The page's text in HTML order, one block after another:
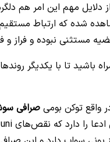
مهم این امر هم
شده که ارتباط
مستثنی نبوده و فراز و
باشید تا با یکدیگر
صرافی